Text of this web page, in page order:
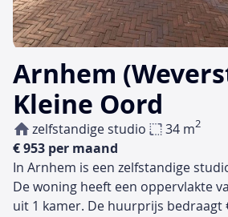
Arnhem
Kleine Oord
zelfstandige studio 34 m2
€ 953 per maand
In Arnhem is een zelfstandige
De woning heeft een oppervlakte
uit 1 kamer. De huurprijs bedraagt